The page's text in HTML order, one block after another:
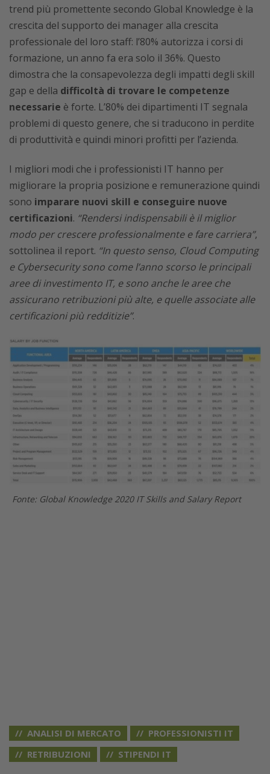
trend più promettente secondo Global Knowledge è la
crescita del supporto dei manager alla crescita
professionale del loro staff: l’80% autorizza i corsi di
formazione, un anno fa era solo il 36%. Questo
dimostra che la consapevolezza degli impatti degli skill
gap e della difficoltà di trovare le competenze
necessarie è forte. L’80% dei dipartimenti IT segnala
problemi di questo genere, che si traducono in perdite
di produttività e quindi minori profitti per l’azienda.
I migliori modi che i professionisti IT hanno per
migliorare la propria posizione e remunerazione quindi
sono imparare nuovi skill e conseguire nuove
certificazioni. “Rendersi indispensabili è il miglior
modo per crescere professionalmente e fare carriera”,
sottolinea il report. “In questo senso, Cloud Computing
e Cybersecurity sono come l’anno scorso le principali
aree di investimento IT, e sono anche le aree che
assicurano retribuzioni più alte, e quelle associate alle
certificazioni più redditizie”.
Fonte: Global Knowledge 2020 IT Skills and Salary Report
ANALISI DI MERCATO
PROFESSIONISTI IT
RETRIBUZIONI
STIPENDI IT